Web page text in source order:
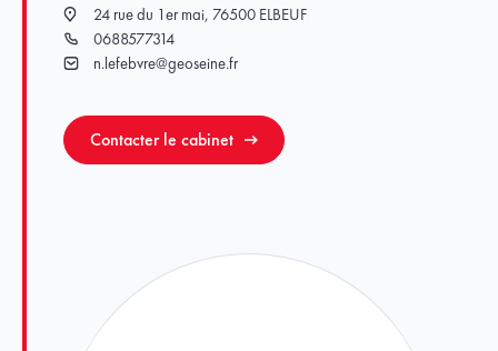
Localisation
24 rue du 1er mai, 76500 ELBEUF
Téléphone
0688577314
Emailn.lefebvre@geoseine.fr
Contacter le cabinet